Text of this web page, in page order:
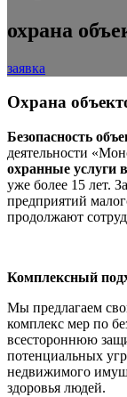
охрана
заявка
Oхрана
Безопасность
деятельности
охранные услуги
уже более 15 лет.
предприятий
продолжают
Комплексный
Мы предлагаем
комплекс мер по
всестороннюю
потенциальных
недвижимого
здоровья людей.